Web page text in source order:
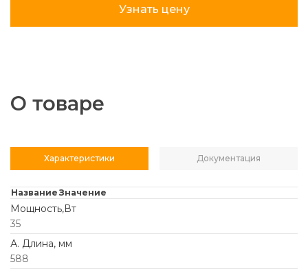
Узнать цену
О товаре
Характеристики Документация
Название Значение
Мощность,Вт
35
А. Длина, мм
588